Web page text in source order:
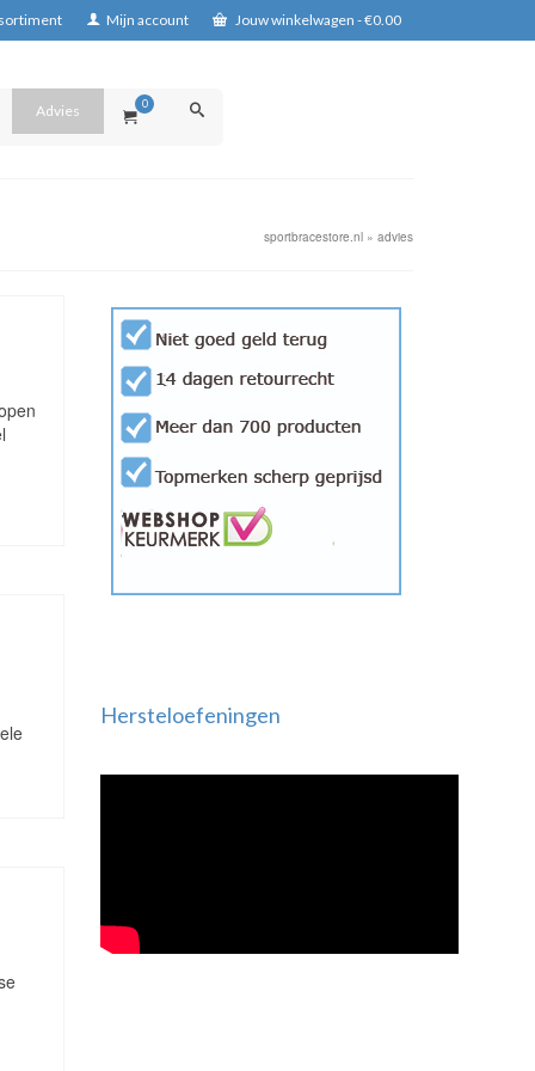
Mijn account Jouw winkelwagen -€0.00
Advies 0
sportbracestore.nl » advies
Hersteloefeningen